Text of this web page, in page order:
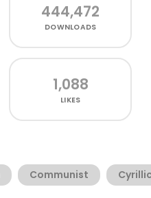
444,472
DOWNLOADS
1,088
LIKES
Communist